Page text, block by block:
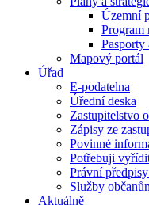
Územní
Program
Pasporty
Mapový portál
Úřad
E-podatelna
Úřední deska
Zastupitelstvo
Zápisy ze
Povinné
Potřebuji
Právní
Služby
Aktuálně